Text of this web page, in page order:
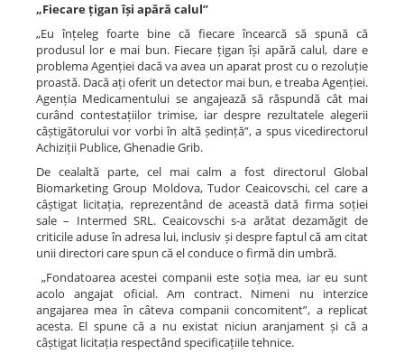
„Fiecare țigan își apără calul”
„Eu înțeleg foarte bine că fiecare încearcă să spună că
produsul lor e mai bun. Fiecare țigan își apără calul, dare e
problema Agenției dacă va avea un aparat prost cu o rezoluție
proastă. Dacă ați oferit un detector mai bun, e treaba Agenției.
Agenția Medicamentului se angajează să răspundă cât mai
curând contestațiilor trimise, iar despre rezultatele alegerii
câștigătorului vor vorbi în altă ședință”, a spus vicedirectorul
Achiziții Publice, Ghenadie Grib.
De cealaltă parte, cel mai calm a fost directorul Global
Biomarketing Group Moldova, Tudor Ceaicovschi, cel care a
câștigat licitația, reprezentând de această dată firma soției
sale – Intermed SRL. Ceaicovschi s-a arătat dezamăgit de
criticile aduse în adresa lui, inclusiv și despre faptul că am citat
unii directori care spun că el conduce o firmă din umbră.
„Fondatoarea acestei companii este soția mea, iar eu sunt
acolo angajat oficial. Am contract. Nimeni nu interzice
angajarea mea în câteva companii concomitent”, a replicat
acesta. El spune că a nu existat niciun aranjament și că a
câștigat licitația respectând specificațiile tehnice.